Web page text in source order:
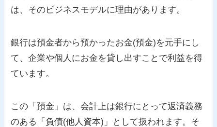
は、そのビジネスモデルに理由があります。
銀行は預金者から預かったお金(預金)を元手にし
て、企業や個人にお金を貸し出すことで利益を得
ています。
この「預金」は、会計上は銀行にとって返済義務
のある「負債(他人資本)」として扱われます。そ